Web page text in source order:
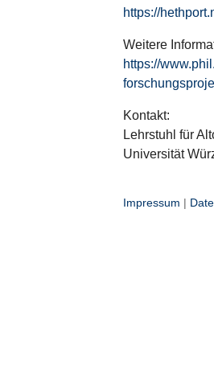
https://
Weitere
https://
Kontakt:
Lehrstuhl für
Universität
Impressum |